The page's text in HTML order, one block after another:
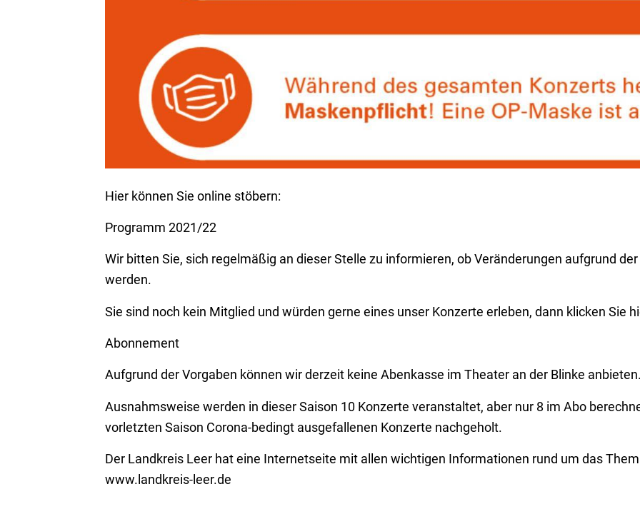
Hier können Sie online stöbern:
Programm 2021/22
Wir bitten Sie, sich regelmäßig an dieser Stelle zu informieren, ob Veränderungen aufgrund
werden.
Sie sind noch kein Mitglied und würden gerne eines unser Konzerte erleben, dann klicken Sie
Abonnement
Aufgrund der Vorgaben können wir derzeit keine Abenkasse im Theater an der Blinke anbieten.
Ausnahmsweise werden in dieser Saison 10 Konzerte veranstaltet, aber nur 8 im Abo
vorletzten Saison Corona-bedingt ausgefallenen Konzerte nachgeholt.
Der Landkreis Leer hat eine Internetseite mit allen wichtigen Informationen rund um das
www.landkreis-leer.de